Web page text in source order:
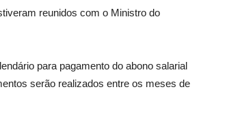
reunidos com o Ministro do
para pagamento do abono salarial
serão realizados entre os meses de